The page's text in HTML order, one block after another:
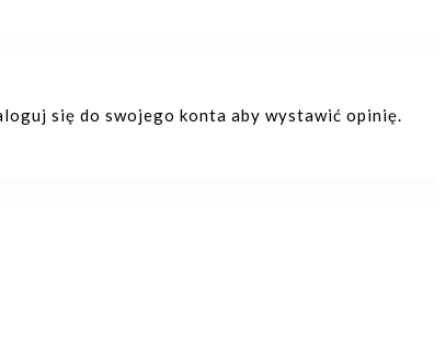
się do swojego konta aby wystawić opinię.